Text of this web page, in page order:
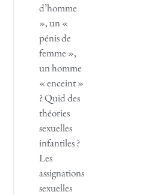
d’homme
», un «
pénis de
femme »,
un homme
« enceint »
? Quid des
théories
sexuelles
infantiles ?
Les
assignations
sexuelles